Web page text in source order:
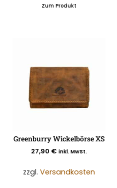
Zum Produkt
Greenburry Wickelbörse XS
27,90 € inkl. MwSt.
zzgl.Versandkosten